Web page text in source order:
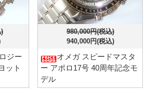
ジー
ット
980,000円(税込)
940,000円(税込)
オメガ スピードマスタ
ー アポロ17号 40周年記念モ
デル